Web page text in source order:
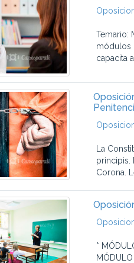
Temario:
módulos
capacita
La
principis.
Corona.
*